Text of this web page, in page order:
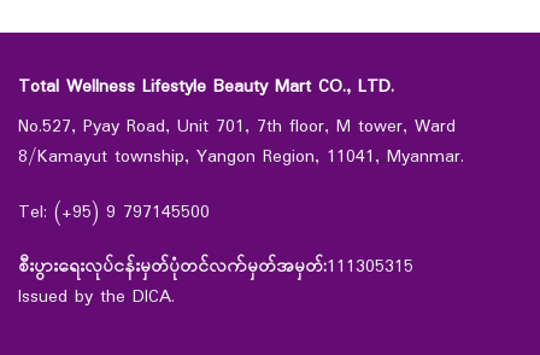
Total Wellness Lifestyle Beauty Mart CO., LTD.
No.527, Pyay Road, Unit 701, 7th floor, M tower, Ward
8/Kamayut township, Yangon Region, 11041, Myanmar.
Tel: (+95) 9 797145500
စီးပွားရေးလုပ်ငန်းမှတ်ပုံတင်လက်မှတ်အမှတ်:111305315
Issued by the DICA.